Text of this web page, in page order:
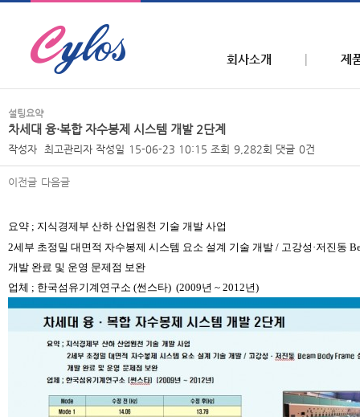
회사소개 제
설팅요약
차세대 융·복합 자수봉제 시스템 개발 2단계
작성자 최고관리자 작성일 15-06-23 10:15 조회 9,282회 댓글 0건
이전글 다음글
요약 ; 지식경제부 산하 산업원천 기술 개발 사업
2세부 초정밀 대면적 자수봉제 시스템 요소 설계 기술 개발 / 고강성 ·저진동
개발 완료 및 운영 문제점 보완
업체 ; 한국섬유기계연구소 (썬스타) (2009년 ~ 2012년)